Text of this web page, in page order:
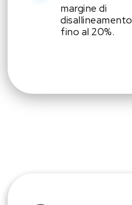
margine di
disallineamento
fino al 20%.